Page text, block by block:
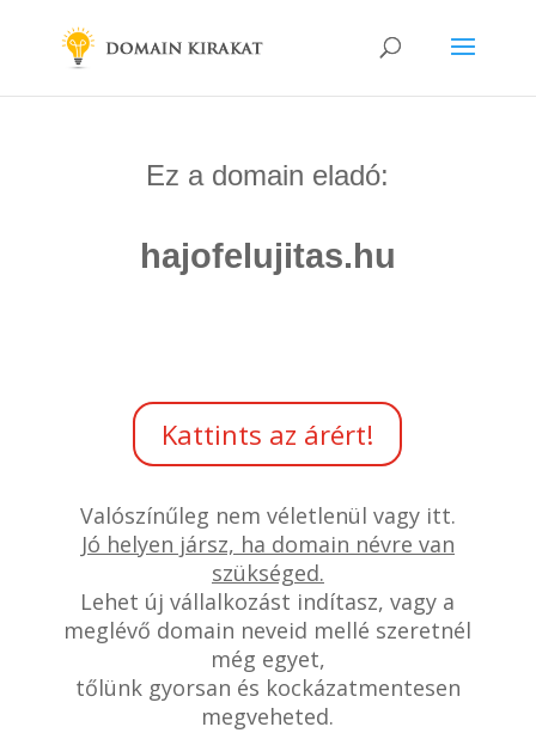
Ez a domain eladó:
hajofelujitas.hu
Kattints az árért!
Valószínűleg nem véletlenül vagy itt.
Jó helyen jársz, ha domain névre van
szükséged.
Lehet új vállalkozást indítasz, vagy a
meglévő domain neveid mellé szeretnél
még egyet,
tőlünk gyorsan és kockázatmentesen
megveheted.